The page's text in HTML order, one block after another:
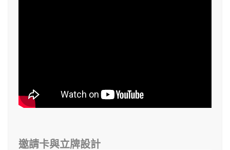
邀請卡與立牌設計